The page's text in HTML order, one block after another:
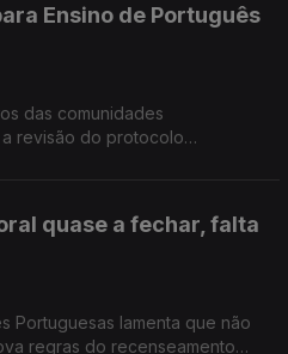
Ensino de Português
das comunidades
revisão do protocolo
quase a fechar, falta
Portuguesas lamenta que não
regras do recenseamento